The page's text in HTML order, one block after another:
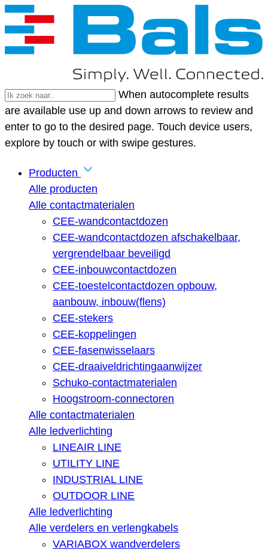
When autocomplete results
are available use up and down arrows to review and
enter to go to the desired page. Touch device users,
explore by touch or with swipe gestures.
Producten
Alle producten
Alle contactmaterialen
CEE-wandcontactdozen
CEE-wandcontactdozen afschakelbaar,
vergrendelbaar beveiligd
CEE-inbouwcontactdozen
CEE-toestelcontactdozen opbouw,
aanbouw, inbouw(flens)
CEE-stekers
CEE-koppelingen
CEE-fasenwisselaars
CEE-draaiveldrichtingaanwijzer
Schuko-contactmaterialen
Hoogstroom-connectoren
Alle contactmaterialen
Alle ledverlichting
LINEAIR LINE
UTILITY LINE
INDUSTRIAL LINE
OUTDOOR LINE
Alle ledverlichting
Alle verdelers en verlengkabels
VARIABOX wandverdelers